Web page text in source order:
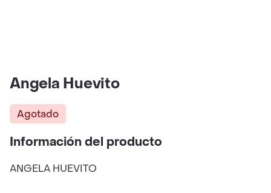
Angela Huevito
Agotado
Información del producto
ANGELA HUEVITO